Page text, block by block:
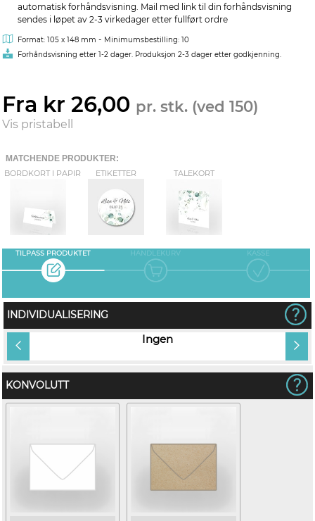
automatisk forhåndsvisning. Mail med link til din forhåndsvisning
sendes i løpet av 2-3 virkedager etter fullført ordre
Format: 105 x 148 mm - Minimumsbestilling: 10
Forhåndsvisning etter 1-2 dager. Produksjon 2-3 dager etter godkjenning.
Fra kr 26,00 pr. stk. (ved 150)
Vis pristabell
MATCHENDE PRODUKTER:
BORDKORT I PAPIR
ETIKETTER TALEKORT
TILPASS PRODUKTET HANDLEKURV KASSE
INDIVIDUALISERING
Ingen
KONVOLUTT